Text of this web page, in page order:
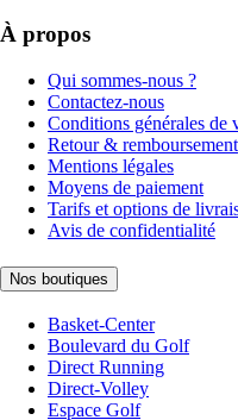
À propos
Qui sommes-nous ?
Contactez-nous
Conditions générales de
Retour & remboursement
Mentions légales
Moyens de paiement
Tarifs et options de
Avis de confidentialité
Nos boutiques
Basket-Center
Boulevard du Golf
Direct Running
Direct-Volley
Espace Golf